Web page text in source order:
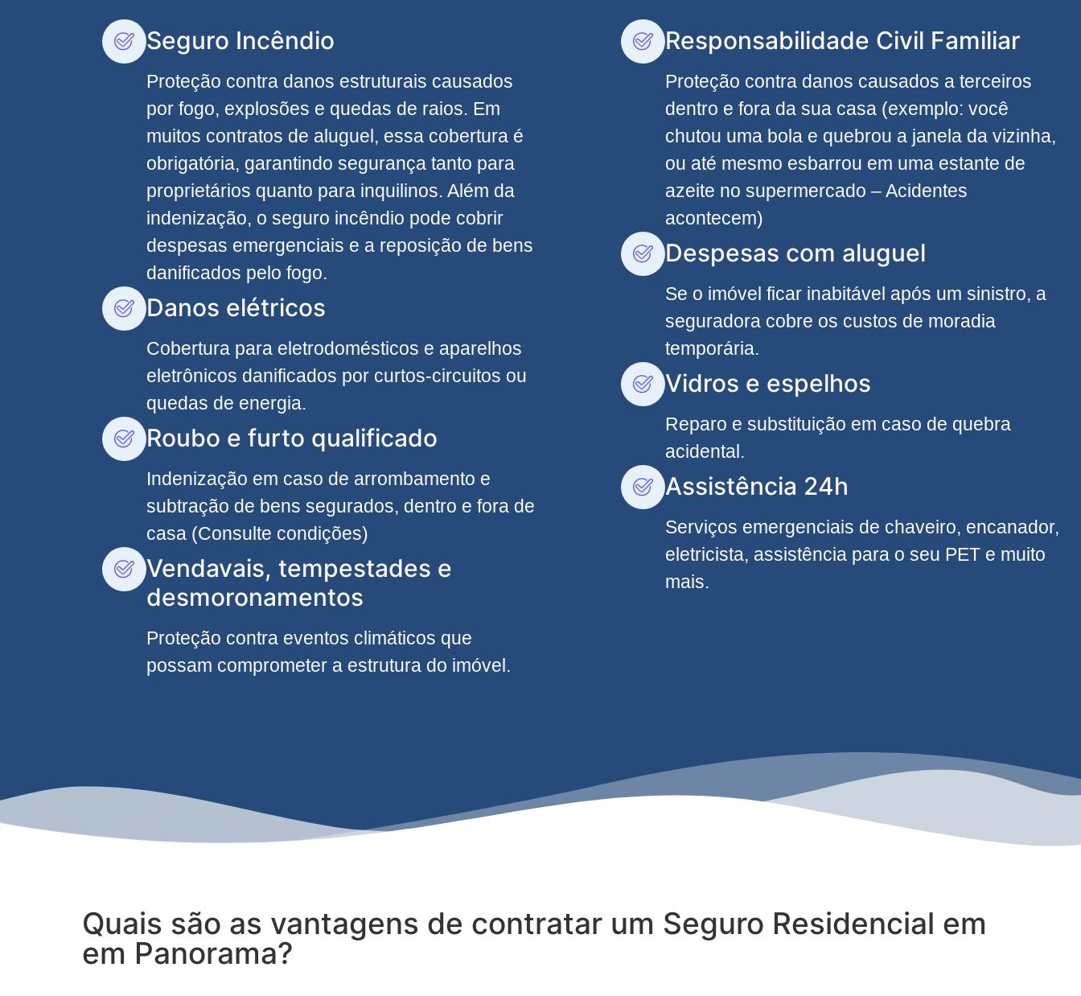
Seguro Incêndio
Proteção contra danos estruturais causados
por fogo, explosões e quedas de raios. Em
muitos contratos de aluguel, essa cobertura é
obrigatória, garantindo segurança tanto para
proprietários quanto para inquilinos. Além da
indenização, o seguro incêndio pode cobrir
despesas emergenciais e a reposição de bens
danificados pelo fogo.
Danos elétricos
Cobertura para eletrodomésticos e aparelhos
eletrônicos danificados por curtos-circuitos ou
quedas de energia.
Roubo e furto qualificado
Indenização em caso de arrombamento e
subtração de bens segurados, dentro e fora de
casa (Consulte condições)
Vendavais, tempestades e
desmoronamentos
Proteção contra eventos climáticos que
possam comprometer a estrutura do imóvel.
Responsabilidade Civil Familiar
Proteção contra danos causados a terceiros
dentro e fora da sua casa (exemplo: você
chutou uma bola e quebrou a janela da vizinha,
ou até mesmo esbarrou em uma estante de
azeite no supermercado – Acidentes
acontecem)
Despesas com aluguel
Se o imóvel ficar inabitável após um sinistro, a
seguradora cobre os custos de moradia
temporária.
Vidros e espelhos
Reparo e substituição em caso de quebra
acidental.
Assistência 24h
Serviços emergenciais de chaveiro, encanador,
eletricista, assistência para o seu PET e muito
mais.
Quais são as vantagens de contratar um Seguro Residencial em
em Panorama?